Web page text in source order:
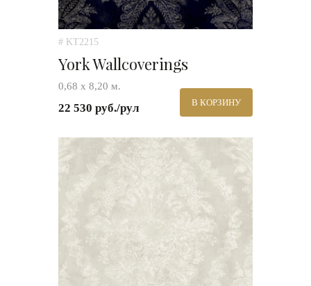
# KT2215
York Wallcoverings
0,68 х 8,20 м.
22 530 руб./рул В КОРЗИНУ